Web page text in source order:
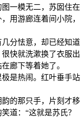
一模无二，苏囡住在
用游廊连着间小院，
分怯意，却已经知道
快就洗漱换了衣服出
廊下等着她了。
是热闹。红叶垂手站
韵的那只手，片刻才移
道：“这就是苏氏？